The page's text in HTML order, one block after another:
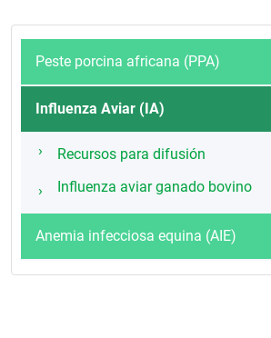
Peste porcina africana (PPA)
Influenza Aviar (IA)
Recursos para difusión
Influenza aviar ganado bovino
Anemia infecciosa equina (AIE)